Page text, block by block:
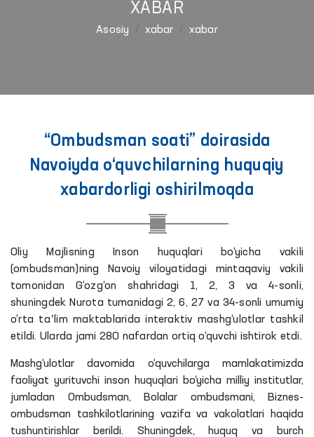
XABAR
Asosiy xabar xabar
“Ombudsman soati” doirasida
Navoiyda o‘quvchilarning huquqiy
xabardorligi oshirilmoqda
Oliy Majlisning Inson huquqlari bo‘yicha vakili
(ombudsman)ning Navoiy viloyatidagi mintaqaviy vakili
tomonidan G‘ozg‘on shahridagi 1, 2, 3 va 4-sonli,
shuningdek Nurota tumanidagi 2, 6, 27 va 34-sonli umumiy
o‘rta taʼlim maktablarida interaktiv mashg‘ulotlar tashkil
etildi. Ularda jami 280 nafardan ortiq o‘quvchi ishtirok etdi.
Mashg‘ulotlar davomida o‘quvchilarga mamlakatimizda
faoliyat yurituvchi inson huquqlari bo‘yicha milliy institutlar,
jumladan Ombudsman, Bolalar ombudsmani, Biznes-
ombudsman tashkilotlarining vazifa va vakolatlari haqida
tushuntirishlar berildi. Shuningdek, huquq va burch